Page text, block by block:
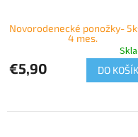
Novorodenecké ponožky-
4 mes.
€5,90 DO